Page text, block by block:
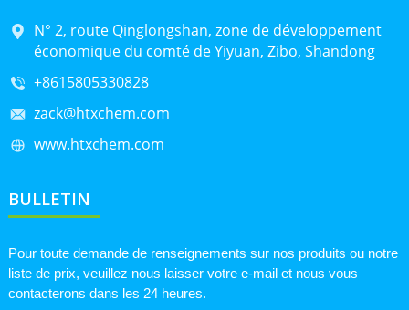
N° 2, route Qinglongshan, zone de développement
économique du comté de Yiyuan, Zibo, Shandong
+8615805330828
zack@htxchem.com
www.htxchem.com
BULLETIN
Pour toute demande de renseignements sur nos produits ou notre
liste de prix, veuillez nous laisser votre e-mail et nous vous
contacterons dans les 24 heures.